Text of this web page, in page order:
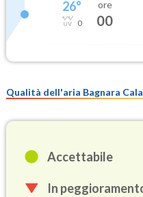
26°
0
ore
00
Qualità dell'aria Bagnara
Accettabile
In